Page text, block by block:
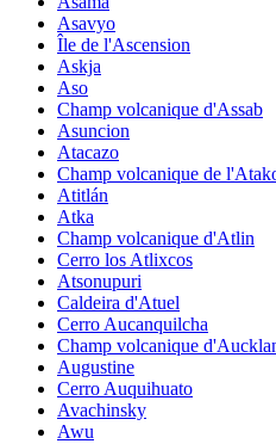
Asavyo
Île de l'Ascension
Askja
Aso
Champ volcanique d'Assab
Asuncion
Atacazo
Champ volcanique de
Atitlán
Atka
Champ volcanique d'Atlin
Cerro los Atlixcos
Atsonupuri
Caldeira d'Atuel
Cerro Aucanquilcha
Champ volcanique
Augustine
Cerro Auquihuato
Avachinsky
Awu